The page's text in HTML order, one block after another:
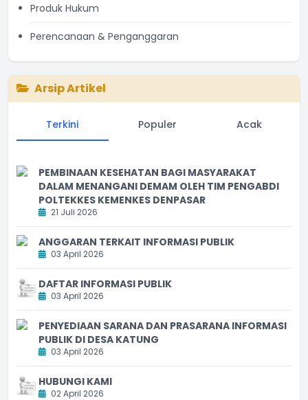
Produk Hukum
Perencanaan & Penganggaran
Arsip Artikel
Terkini Populer Acak
PEMBINAAN KESEHATAN BAGI MASYARAKAT
DALAM MENANGANI DEMAM OLEH TIM PENGABDI
POLTEKKES KEMENKES DENPASAR
21 Juli 2026
ANGGARAN TERKAIT INFORMASI PUBLIK
03 April 2026
DAFTAR INFORMASI PUBLIK
03 April 2026
PENYEDIAAN SARANA DAN PRASARANA INFORMASI
PUBLIK DI DESA KATUNG
03 April 2026
HUBUNGI KAMI
02 April 2026